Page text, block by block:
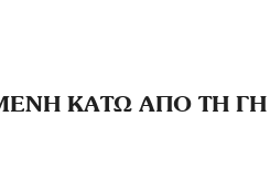
ΚΑΤΩ ΑΠΟ ΤΗ